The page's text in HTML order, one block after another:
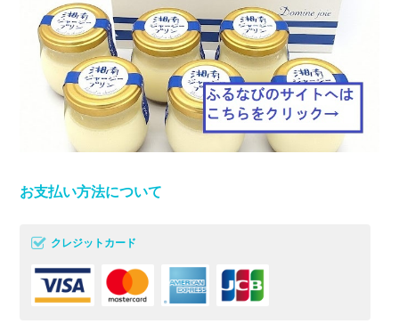
お支払い方法について
クレジットカード